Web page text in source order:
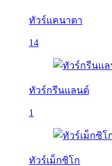
ทัวร์แคนาดา
14
ทัวร์กรีนแลนด์
1
ทัวร์เม็กซิโก